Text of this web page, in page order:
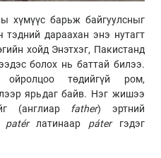
хүмүүс барьж байгуулсныг
тэдний дараахан энэ нутагт
хойд Энэтхэг, Пакистанд
болох нь баттай билээ.
төдийгүй ром,
ярьдаг байв. Нэг жишээ
(англиар father) эртний
patérлатинаар páter гэдэг